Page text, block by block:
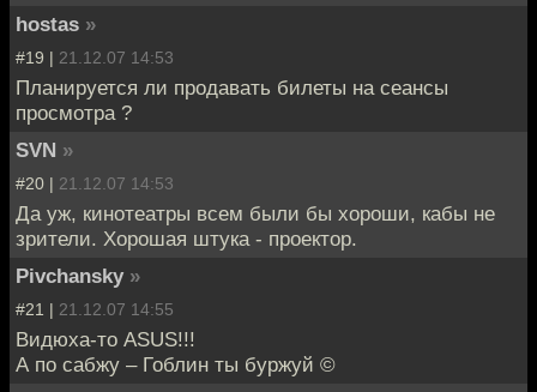
hostas »
#19 | 21.12.07 14:53
Планируется ли продавать билеты на сеансы
просмотра ?
SVN »
#20 | 21.12.07 14:53
Да уж, кинотеатры всем были бы хороши, кабы не
зрители. Хорошая штука - проектор.
Pivchansky »
#21 | 21.12.07 14:55
Bидюха-то ASUS!!!
А по сабжу – Гоблин ты буржуй ©